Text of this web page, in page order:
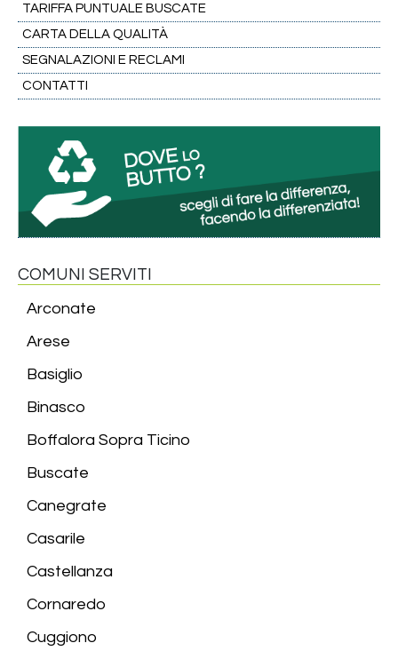
TARIFFA PUNTUALE BUSCATE
CARTA DELLA QUALITÀ
SEGNALAZIONI E RECLAMI
CONTATTI
COMUNI SERVITI
Arconate
Arese
Basiglio
Binasco
Boffalora Sopra Ticino
Buscate
Canegrate
Casarile
Castellanza
Cornaredo
Cuggiono